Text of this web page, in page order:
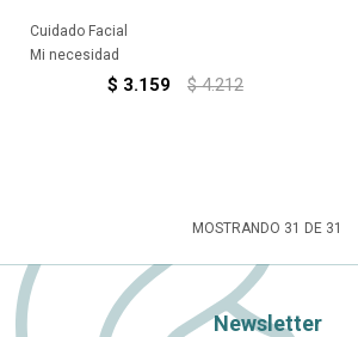
Cuidado Facial
Mi necesidad
$ 3.159 $ 4.212
MOSTRANDO 31 DE 31
Newsletter